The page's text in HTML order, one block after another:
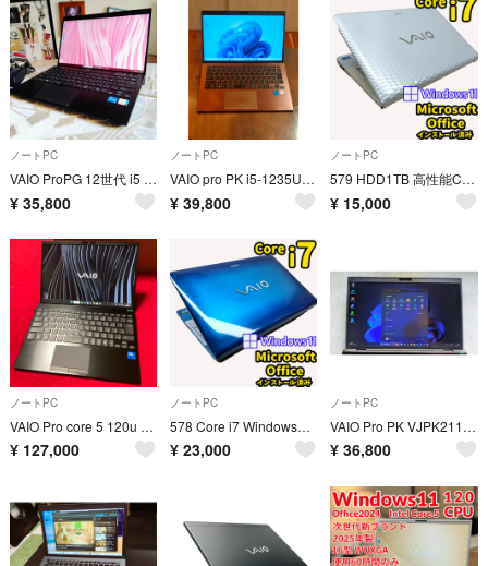
ノートPC
VAIO ProPG 12世代 i5 1235U 256G/NVMe 16G 1920x1080 HBB01
¥ 35,800
ノートPC
VAIO pro PK i5-1235U 16 512 LTE ブラウン
¥ 39,800
ノートPC
579 HDD1TB 高性能Corei7 Win11 VAIOノートパソコン
¥ 15,000
ノートPC
VAIO Pro core 5 120u ノートパソコン
¥ 127,000
ノートPC
578 Core i7 Windows11ノートパソコンSSD240 VAIO
¥ 23,000
ノートPC
VAIO Pro PK VJPK211KAE3B core i5 8gb 14インチ
¥ 36,800